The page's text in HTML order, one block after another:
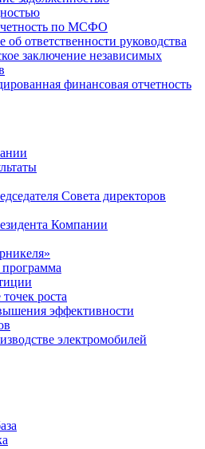
по МСФО
об ответственности руководства
заключение независимых
финансовая отчетность
Совета директоров
Компании
программа
роста
эффективности
электромобилей